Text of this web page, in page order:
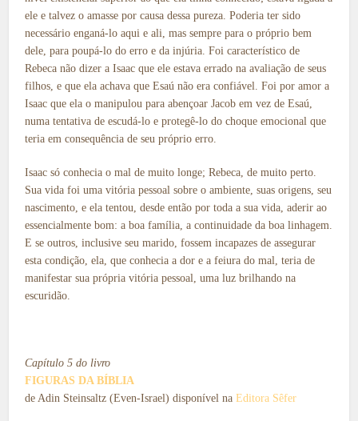
ele e talvez o amasse por causa dessa pureza. Poderia ter sido
necessário enganá-lo aqui e ali, mas sempre para o próprio bem
dele, para poupá-lo do erro e da injúria. Foi característico de
Rebeca não dizer a Isaac que ele estava errado na avaliação de seus
filhos, e que ela achava que Esaú não era confiável. Foi por amor a
Isaac que ela o manipulou para abençoar Jacob em vez de Esaú,
numa tentativa de escudá-lo e protegê-lo do choque emocional que
teria em consequência de seu próprio erro.
Isaac só conhecia o mal de muito longe; Rebeca, de muito perto.
Sua vida foi uma vitória pessoal sobre o ambiente, suas origens, seu
nascimento, e ela tentou, desde então por toda a sua vida, aderir ao
essencialmente bom: a boa família, a continuidade da boa linhagem.
E se outros, inclusive seu marido, fossem incapazes de assegurar
esta condição, ela, que conhecia a dor e a feiura do mal, teria de
manifestar sua própria vitória pessoal, uma luz brilhando na
escuridão.
Capítulo 5 do livro
FIGURAS DA BÍBLIA
de Adin Steinsaltz (Even-Israel) disponível naEditora Sêfer